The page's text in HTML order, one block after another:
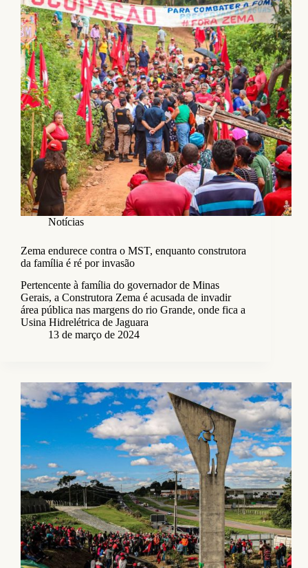
Notícias
Zema endurece contra o MST, enquanto construtora
da família é ré por invasão
Pertencente à família do governador de Minas
Gerais, a Construtora Zema é acusada de invadir
área pública nas margens do rio Grande, onde fica a
Usina Hidrelétrica de Jaguara
13 de março de 2024